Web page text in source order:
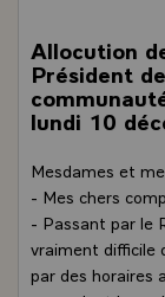
Allocution
Président
lundi 10
Mesdames et
- Mes chers
- Passant par le
vraiment difficile
par des horaires